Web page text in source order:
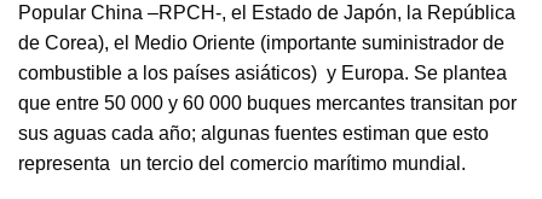
Popular China –RPCH-, el Estado de Japón, la República
de Corea), el Medio Oriente (importante suministrador de
combustible a los países asiáticos) y Europa. Se plantea
que entre 50 000 y 60 000 buques mercantes transitan por
sus aguas cada año; algunas fuentes estiman que esto
representa un tercio del comercio marítimo mundial.